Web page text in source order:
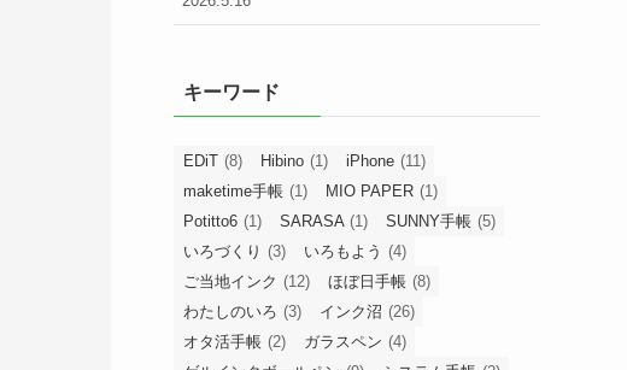
キーワード
EDiT (8) Hibino (1) iPhone (11)
maketime手帳 (1) MIO PAPER (1)
Potitto6 (1) SARASA (1) SUNNY手帳 (5)
いろづくり (3) いろもよう (4)
ご当地インク (12) ほぼ日手帳 (8)
わたしのいろ (3) インク沼 (26)
オタ活手帳 (2) ガラスペン (4)